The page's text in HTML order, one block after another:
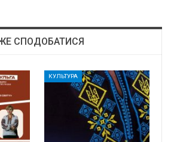
СПОДОБАТИСЯ
КУЛЬТУРА